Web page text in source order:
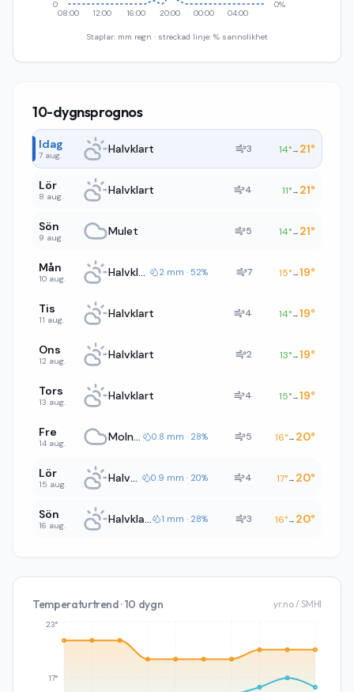
08:00 12:00 16:00 20:00 00:00 04:00
0 0%
Staplar: mm regn · streckad linje: % sannolikhet
10-dygnsprognos
Idag
7 aug. Halvklart 3 14°→ 21°
Lör
8 aug. Halvklart 4 11°→ 21°
Sön
9 aug. Mulet 5 14°→ 21°
Mån
10 aug. Halvklart 2 mm · 52% 7 15°→19°
Tis
11 aug. Halvklart 4 14°→19°
Ons
12 aug. Halvklart 2 13°→19°
Tors
13 aug. Halvklart 4 15°→19°
Fre
14 aug. Molnigt 0.8 mm · 28% 5 16°→ 20°
Lör
15 aug. Halvklart 0.9 mm · 20% 4 17°→ 20°
Sön
16 aug. Halvklart 1 mm · 28% 3 16°→ 20°
Temperaturtrend · 10 dygn yr.no / SMHI
17°
23°